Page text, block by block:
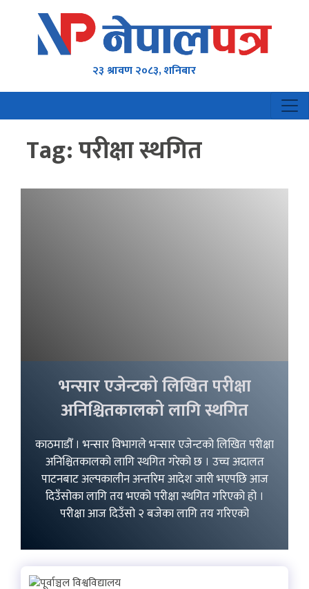
२३ श्रावण २०८३, शनिबार
Tag:परीक्षा स्थगित
भन्सार एजेन्टको लिखित परीक्षा
अनिश्चितकालको लागि स्थगित
काठमाडौँ । भन्सार विभागले भन्सार एजेन्टको लिखित परीक्षा
अनिश्चितकालको लागि स्थगित गरेको छ । उच्च अदालत
पाटनबाट अल्पकालीन अन्तरिम आदेश जारी भएपछि आज
दिउँसोका लागि तय भएको परीक्षा स्थगित गरिएको हो ।
परीक्षा आज दिउँसो २ बजेका लागि तय गरिएको